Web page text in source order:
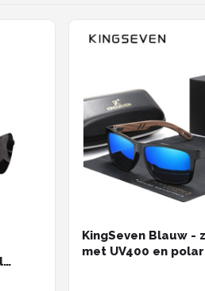
KingSeven Blauw -
met UV400 en